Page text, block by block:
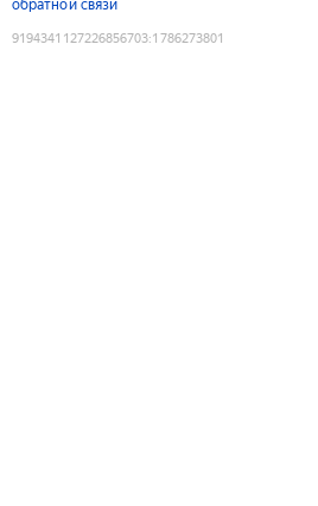
обратной связи
9194341127226856703:1786273801